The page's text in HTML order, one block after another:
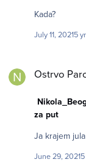
Kada?
July 11, 20215 yr
Ostrvo
za put
Ja krajem
June 29, 2021